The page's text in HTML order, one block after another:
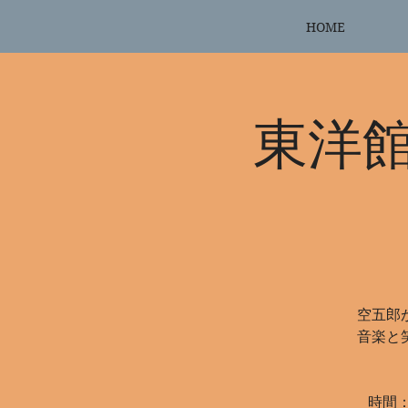
HOME
東洋
空五郎
音楽と
時間